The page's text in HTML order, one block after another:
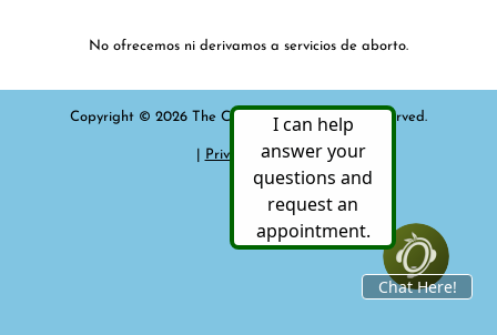
No ofrecemos ni derivamos a servicios de aborto.
Copyright © 2026 The Cline Center. All rights reserved.
Privacy Policy|